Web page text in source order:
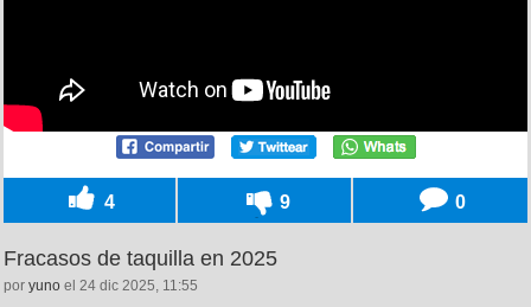
4 9 0
Fracasos de taquilla en 2025
por yuno el 24 dic 2025, 11:55